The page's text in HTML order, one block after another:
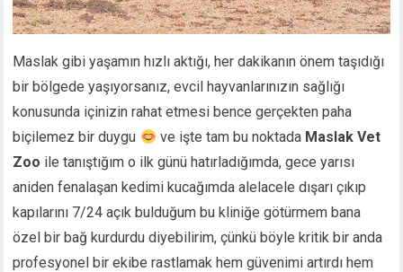
Maslak gibi yaşamın hızlı aktığı, her dakikanın önem taşıdığı
bir bölgede yaşıyorsanız, evcil hayvanlarınızın sağlığı
konusunda içinizin rahat etmesi bence gerçekten paha
biçilemez bir duygu
ve işte tam bu noktada Maslak Vet
Zoo ile tanıştığım o ilk günü hatırladığımda, gece yarısı
aniden fenalaşan kedimi kucağımda alelacele dışarı çıkıp
kapılarını 7/24 açık bulduğum bu kliniğe götürmem bana
özel bir bağ kurdurdu diyebilirim, çünkü böyle kritik bir anda
profesyonel bir ekibe rastlamak hem güvenimi artırdı hem